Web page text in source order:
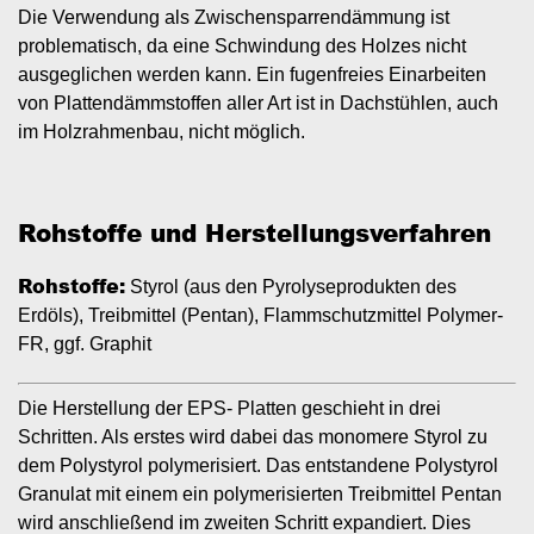
Die Verwendung als Zwischensparrendämmung ist
problematisch, da eine Schwindung des Holzes nicht
ausgeglichen werden kann. Ein fugenfreies Einarbeiten
von Plattendämmstoffen aller Art ist in Dachstühlen, auch
im Holzrahmenbau, nicht möglich.
Rohstoffe und Herstellungsverfahren
Rohstoffe: Styrol (aus den Pyrolyseprodukten des
Erdöls), Treibmittel (Pentan), Flammschutzmittel Polymer-
FR, ggf. Graphit
Die Herstellung der EPS- Platten geschieht in drei
Schritten. Als erstes wird dabei das monomere Styrol zu
dem Polystyrol polymerisiert. Das entstandene Polystyrol
Granulat mit einem ein polymerisierten Treibmittel Pentan
wird anschließend im zweiten Schritt expandiert. Dies